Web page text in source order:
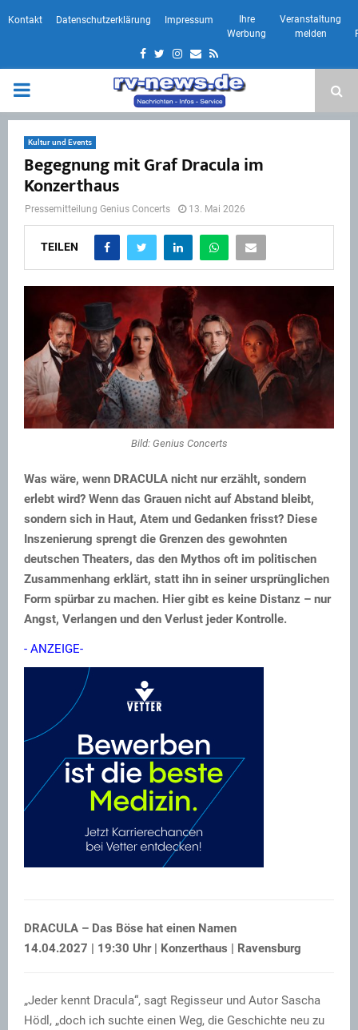
Kontakt Datenschutzerklärung Impressum
Ihre
Werbung
Veranstaltung
melden
Facebook
Twitter
Instagram
EmailRss
PRIMARY
MENU
Kultur und Events
Begegnung mit Graf Dracula im
Konzerthaus
Pressemitteilung Genius Concerts 13. Mai 2026
TEILEN
Bild: Genius Concerts
Was wäre, wenn DRACULA nicht nur erzählt, sondern
erlebt wird? Wenn das Grauen nicht auf Abstand bleibt,
sondern sich in Haut, Atem und Gedanken frisst? Diese
Inszenierung sprengt die Grenzen des gewohnten
deutschen Theaters, das den Mythos oft im politischen
Zusammenhang erklärt, statt ihn in seiner ursprünglichen
Form spürbar zu machen. Hier gibt es keine Distanz – nur
Angst, Verlangen und den Verlust jeder Kontrolle.
- ANZEIGE-
DRACULA – Das Böse hat einen Namen
14.04.2027 | 19:30 Uhr | Konzerthaus | Ravensburg
„Jeder kennt Dracula“, sagt Regisseur und Autor Sascha
Hödl, „doch ich suchte einen Weg, die Geschichte neu zu